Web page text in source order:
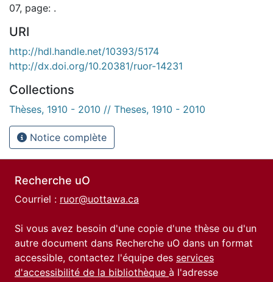
07, page: .
URI
http://hdl.handle.net/10393/5174
http://dx.doi.org/10.20381/ruor-14231
Collections
Thèses, 1910 - 2010 // Theses, 1910 - 2010
Notice complète
Recherche uO
Courriel : ruor@uottawa.ca
Si vous avez besoin d'une copie d'une thèse ou d'un
autre document dans Recherche uO dans un format
accessible, contactez l'équipe des services
d'accessibilité de la bibliothèque à l'adresse